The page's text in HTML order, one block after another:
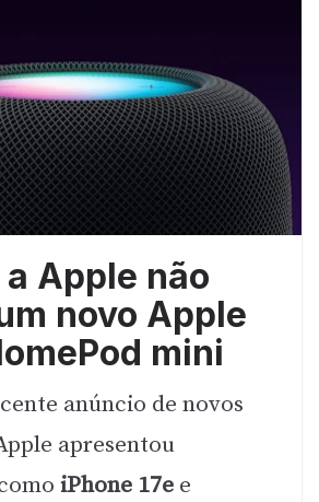
a Apple não
novo Apple
mini
anúncio de novos
apresentou
iPhone 17e e